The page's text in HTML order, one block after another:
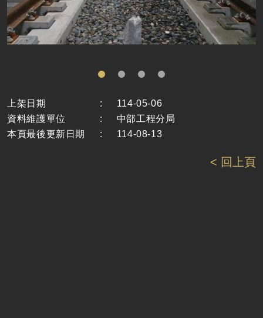
上架日期 :
114-05-06
資料維護單位
:
中部工程分局
本頁最後更新日期
: 114-08-13
< 回上頁